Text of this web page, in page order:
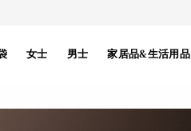
女士 男士 家居品&生活用品